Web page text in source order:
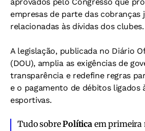
empresas de parte das cobranças
relacionadas às dívidas dos clubes.
A legislação, publicada no Diário
(DOU), amplia as exigências de
transparência e redefine regras
e o pagamento de débitos ligados
esportivas.
Tudo sobrePolítica em primeira